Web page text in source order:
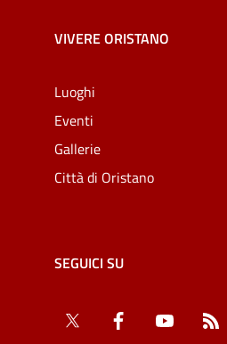
VIVERE ORISTANO
Luoghi
Eventi
Gallerie
Città di Oristano
SEGUICI SU
Twitter Facebook YouTube